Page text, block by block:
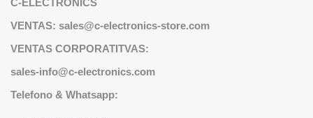
C-ELECTRONICS
VENTAS: sales@c-electronics-store.com
VENTAS CORPORATITVAS:
sales-info@c-electronics.com
Telefono & Whatsapp: